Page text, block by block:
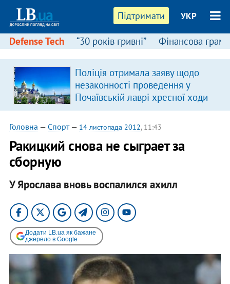
Підтримати УКР
Defense Tech “30 років гривні” Фінансова
Поліція отримала заяву щодо
незаконності проведення у
Почаївській лаврі хресної ходи
Головна — Спорт— 14 листопада 2012, 11:43
Ракицкий снова не сыграет за
сборную
У Ярослава вновь воспалился ахилл
Додати LB.ua як бажане
джерело в Google